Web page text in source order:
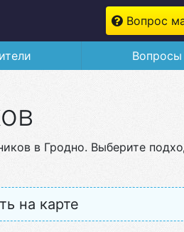
Вопрос
Вопросы
в Гродно. Выберите
на карте